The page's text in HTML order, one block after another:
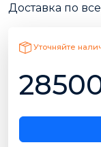
Доставка по
Уточняйте